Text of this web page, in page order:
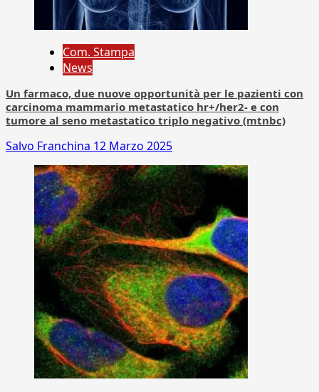
Com. Stampa
News
Un farmaco, due nuove opportunità per le pazienti con
carcinoma mammario metastatico hr+/her2- e con
tumore al seno metastatico triplo negativo (mtnbc)
Salvo Franchina 12 Marzo 2025